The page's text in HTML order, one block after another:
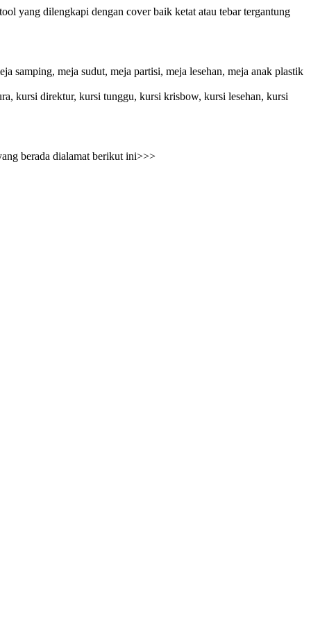
yang dilengkapi dengan cover baik ketat atau tebar tergantung
samping, meja sudut, meja partisi, meja lesehan, meja anak plastik
kursi direktur, kursi tunggu, kursi krisbow, kursi lesehan, kursi
berada dialamat berikut ini>>>